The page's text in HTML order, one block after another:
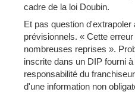
cadre de la loi Doubin.
Et pas question
prévisionnels. « Cette
nombreuses reprises ».
inscrite dans un DIP fourni
responsabilité du
d'une information non